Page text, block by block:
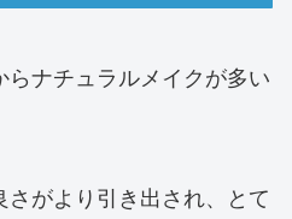
ナチュラルメイクが多い
がより引き出され、とて